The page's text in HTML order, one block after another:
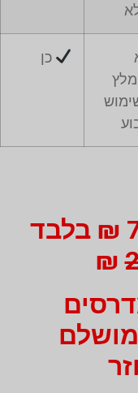
כן
מדרסים מחיר 750 ₪ בלבד
₪